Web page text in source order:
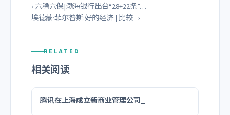
‹ 六稳六保|渤海银行出台“28+22条”…
埃德蒙·菲尔普斯:好的经济 | 比较_ ›
RELATED
相关阅读
腾讯在上海成立新商业管理公司_